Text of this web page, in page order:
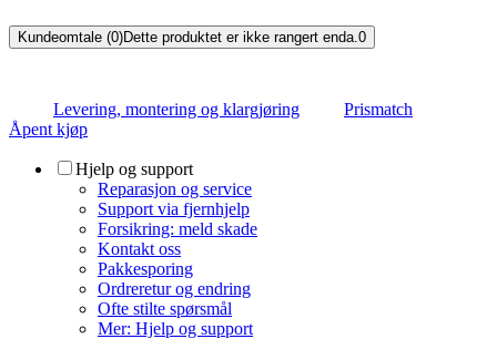
Kundeomtale (0)Dette produktet er ikke rangert enda. 0
Levering, montering og klargjøring
Prismatch
Åpent kjøp
Hjelp og support
Reparasjon og service
Support via fjernhjelp
Forsikring: meld skade
Kontakt oss
Pakkesporing
Ordreretur og endring
Ofte stilte spørsmål
Mer: Hjelp og support